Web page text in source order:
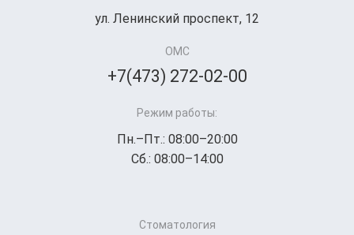
ул. Ленинский проспект, 12
ОМС
+7(473) 272-02-00
Режим работы:
Пн.–Пт.: 08:00–20:00
Сб.: 08:00–14:00
Стоматология